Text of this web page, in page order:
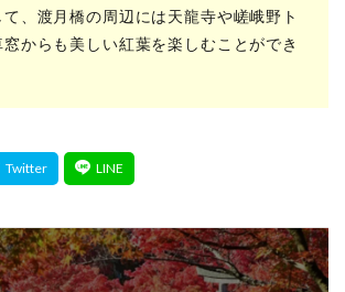
、渡月橋の周辺には天龍寺や嵯峨野ト
からも美しい紅葉を楽しむことができ